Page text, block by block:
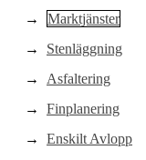
Marktjänster
Stenläggning
Asfaltering
Finplanering
Enskilt Avlopp